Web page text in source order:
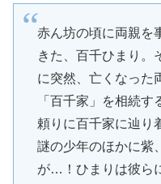
赤ん坊の頃に両親を
きた、百千ひまり。
に突然、亡くなった
「百千家」を相続
頼りに百千家に辿り
謎の少年のほかに紫
が…！ひまりは彼ら